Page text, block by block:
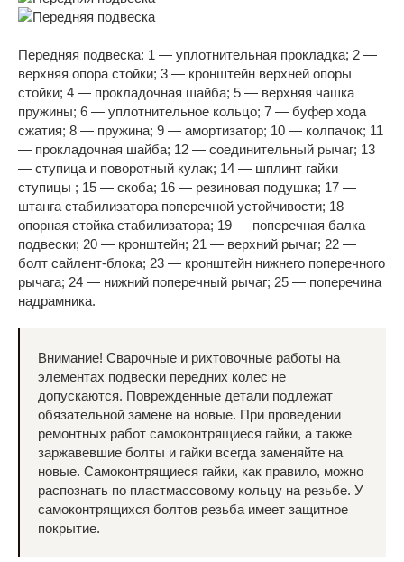
Передняя подвеска: 1 — уплотнительная прокладка; 2 —
верхняя опора стойки; 3 — кронштейн верхней опоры
стойки; 4 — прокладочная шайба; 5 — верхняя чашка
пружины; 6 — уплотнительное кольцо; 7 — буфер хода
сжатия; 8 — пружина; 9 — амортизатор; 10 — колпачок; 11
— прокладочная шайба; 12 — соединительный рычаг; 13
— ступица и поворотный кулак; 14 — шплинт гайки
ступицы ; 15 — скоба; 16 — резиновая подушка; 17 —
штанга стабилизатора поперечной устойчивости; 18 —
опорная стойка стабилизатора; 19 — поперечная балка
подвески; 20 — кронштейн; 21 — верхний рычаг; 22 —
болт сайлент-блока; 23 — кронштейн нижнего поперечного
рычага; 24 — нижний поперечный рычаг; 25 — поперечина
надрамника.
Внимание! Сварочные и рихтовочные работы на
элементах подвески передних колес не
допускаются. Поврежденные детали подлежат
обязательной замене на новые. При проведении
ремонтных работ самоконтрящиеся гайки, а также
заржавевшие болты и гайки всегда заменяйте на
новые. Самоконтрящиеся гайки, как правило, можно
распознать по пластмассовому кольцу на резьбе. У
самоконтрящихся болтов резьба имеет защитное
покрытие.